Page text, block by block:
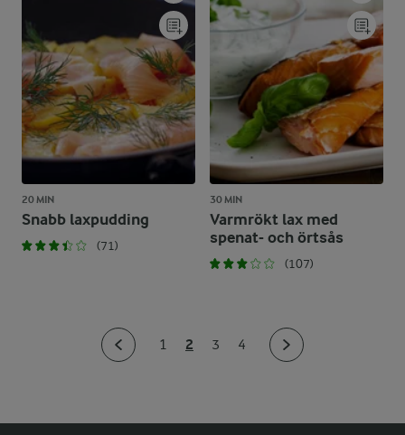
20 MIN
Snabb laxpudding
(71)
30 MIN
Varmrökt lax med
spenat- och örtsås
(107)
1 2 3 4